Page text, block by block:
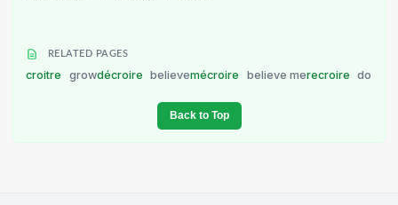
RELATED PAGES
croitre growdécroire believemécroire believe merecroire do
Back to Top